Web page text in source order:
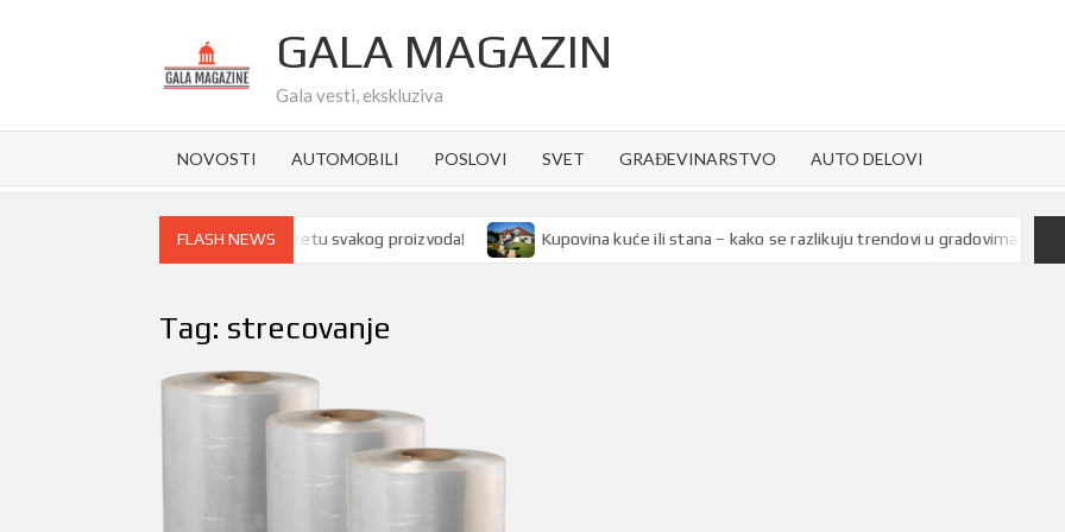
GALA MAGAZIN
Gala vesti, ekskluziva
NOVOSTI AUTOMOBILI POSLOVI SVET GRAĐEVINARSTVO AUTO DELOVI
FLASH NEWS
ambalaže pravi razliku u kvalitetu svakog proizvoda! Kupovina kuće ili stana – kako se razlikuju trendovi u gradovima Srbije
Tag: strecovanje